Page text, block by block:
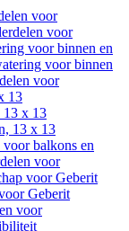
voor
voor
voor binnen en
voor binnen
voor
13
13 x 13
13 x 13
balkons en
voor
voor Geberit
Geberit
voor